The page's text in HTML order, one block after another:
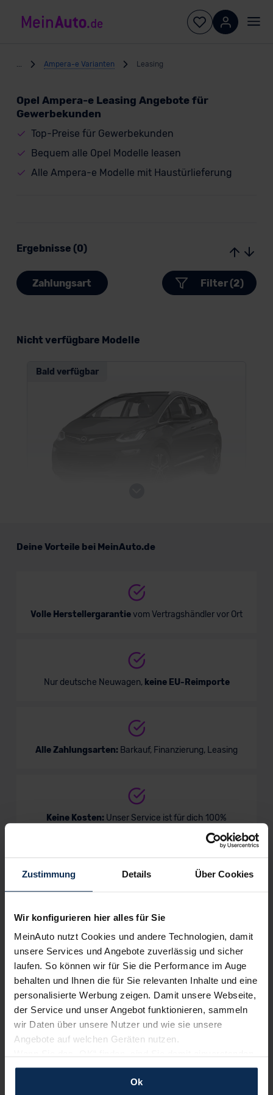
Zustimmung Details Über Cookies
Wir konfigurieren hier alles für Sie
MeinAuto nutzt Cookies und andere Technologien, damit
unsere Services und Angebote zuverlässig und sicher
laufen. So können wir für Sie die Performance im Auge
behalten und Ihnen die für Sie relevanten Inhalte und eine
personalisierte Werbung zeigen. Damit unsere Webseite,
der Service und unser Angebot funktionieren, sammeln
wir Daten über unsere Nutzer und wie sie unsere
Angebote auf welchen Geräten nutzen.
und erlauben uns Cookies für unseren Service zu
verwenden und diese Daten an Dritte weiterzugeben,
Ok
Ampera-e Varianten Leasing
Opel Ampera-e Leasing Angebote für
Gewerbekunden
Top-Preise für Gewerbekunden
Bequem alle Opel Modelle leasen
Alle Ampera-e Modelle mit Haustürlieferung
Ergebnisse (0)
Zahlungsart Filter (2)
Nicht verfügbare Modelle
Bald verfügbar
Deine Vorteile bei MeinAuto.de
Volle Herstellergarantievom Vertragshändler vor Ort
Nur deutsche Neuwagen, keine EU-Reimporte
Alle Zahlungsarten: Barkauf, Finanzierung, Leasing
Keine Kosten: Unser Service ist für dich 100%
Wir sind stolz auf eine hohe
MeinAuto.de hat langjährige Erfahrungen auf dem
Neuwagenmarkt in Deutschland. Unsere Kunden haben
dadurch ihr Wunschauto zum Top-Rabatt erhalten und
Sehen Sie sich unsere Bewertungen an: